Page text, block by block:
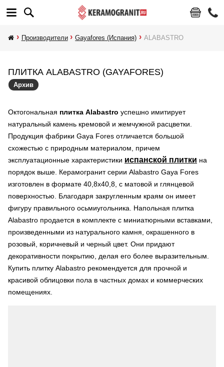
Производители Gayafores (Испания) ALABASTRO
ПЛИТКА ALABASTRO (GAYAFORES)
Архив
Октогональная плитка Alabastro успешно имитирует
натуральный камень кремовой и жемчужной расцветки.
Продукция фабрики Gaya Fores отличается большой
схожестью с природным материалом, причем
эксплуатационные характеристики испанской плитки на
порядок выше. Керамогранит серии Alabastro Gaya Fores
изготовлен в формате 40,8х40,8, с матовой и глянцевой
поверхностью. Благодаря закругленным краям он имеет
фигуру правильного осьмиугольника. Напольная плитка
Alabastro продается в комплекте с миниатюрными вставками,
произведенными из натурального камня, окрашенного в
розовый, коричневый и черный цвет. Они придают
декоративности покрытию, делая его более выразительным.
Купить плитку Alabastro рекомендуется для прочной и
красивой облицовки пола в частных домах и коммерческих
помещениях.